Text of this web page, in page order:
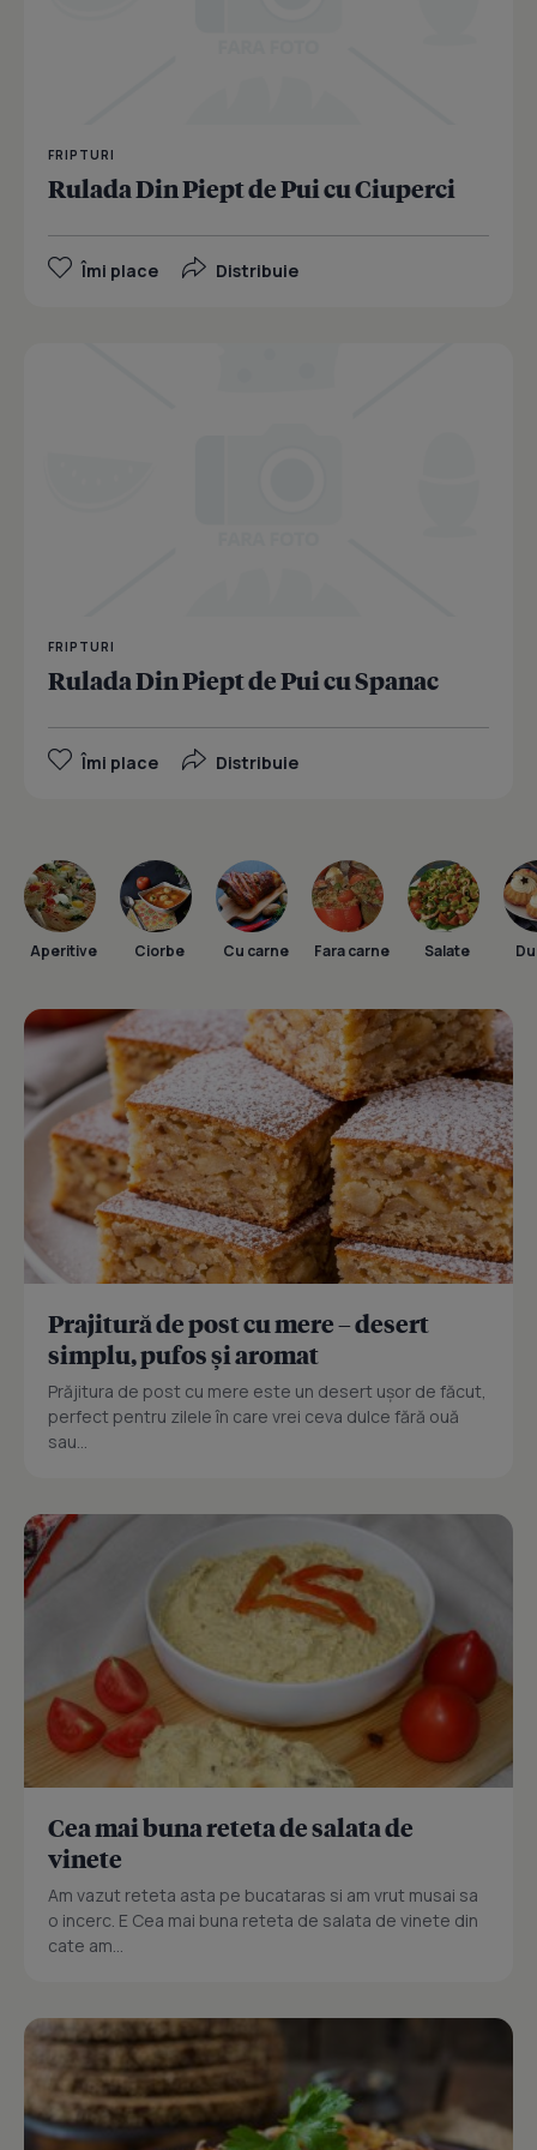
FRIPTURI
Rulada Din Piept de Pui cu Ciuperci
Îmi place Distribuie
FRIPTURI
Rulada Din Piept de Pui cu Spanac
Îmi place Distribuie
Aperitive Ciorbe Cu carne Fara carne Salate
Prajitură de post cu mere – desert
simplu, pufos și aromat
Prăjitura de post cu mere este un desert ușor de făcut,
perfect pentru zilele în care vrei ceva dulce fără ouă
sau...
Cea mai buna reteta de salata de
vinete
Am vazut reteta asta pe bucataras si am vrut musai sa
o incerc. E Cea mai buna reteta de salata de vinete din
cate am...